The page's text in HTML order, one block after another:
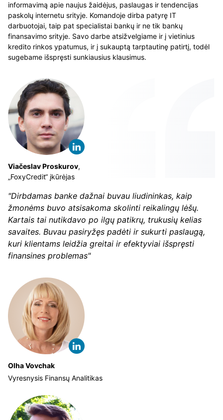
informavimą apie naujus žaidėjus, paslaugas ir tendencijas
paskolų internetu srityje. Komandoje dirba patyrę IT
darbuotojai, taip pat specialistai bankų ir ne tik bankų
finansavimo srityje. Savo darbe atsižvelgiame ir į vietinius
kredito rinkos ypatumus, ir į sukauptą tarptautinę patirtį, todėl
sugebame išspręsti sunkiausius klausimus.
Viačeslav Proskurov,
„FoxyCredit“ įkūrėjas
"Dirbdamas banke dažnai buvau liudininkas, kaip
žmonėms buvo atsisakoma skolinti reikalingų lėšų.
Kartais tai nutikdavo po ilgų patikrų, trukusių kelias
savaites. Buvau pasiryžęs padėti ir sukurti paslaugą,
kuri klientams leidžia greitai ir efektyviai išspręsti
finansines problemas"
Olha Vovchak
Vyresnysis Finansų Analitikas